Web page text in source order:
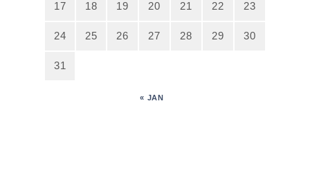
17 18 19 20 21 22 23
24 25 26 27 28 29 30
31
« JAN